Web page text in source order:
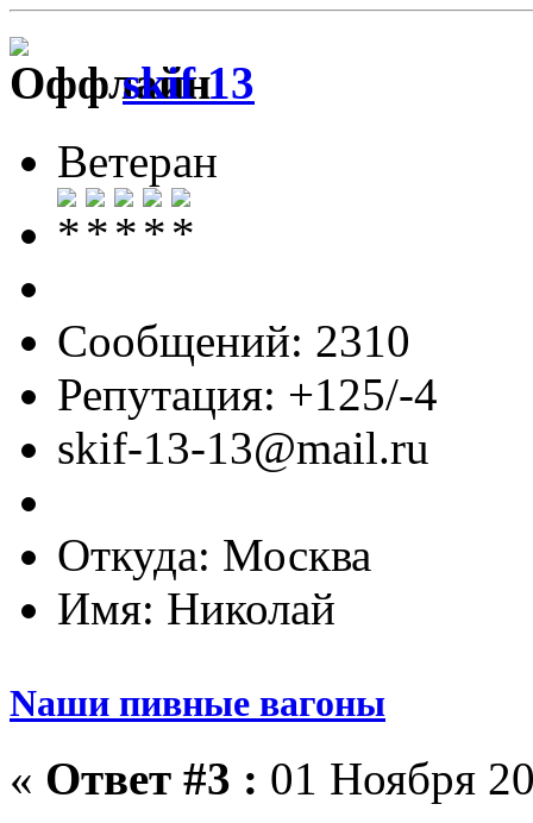
skif 13
Ветеран
Сообщений: 2310
Репутация: +125/-4
skif-13-13@mail.ru
Откуда: Москва
Имя: Николай
Nаши пивные вагоны
« Ответ #3 : 01 Ноября